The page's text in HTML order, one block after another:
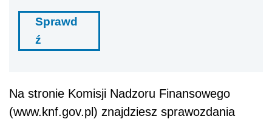
Sprawd
ź
Na stronie Komisji Nadzoru Finansowego
(www.knf.gov.pl) znajdziesz sprawozdania